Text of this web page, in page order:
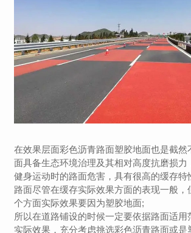
在效果层面彩色沥青路面塑胶地面也是截然
面具备生态环境治理及其相对高度抗磨损力
健身运动时的路面危害，具有很高的缓存特
路面尽管在缓存实际效果方面的表现一般，
个方面实际效果要因为塑胶地面;
所以在道路铺设的时候一定要依据路面适用
实际效果，充分考虑挑选彩色沥青路面或是